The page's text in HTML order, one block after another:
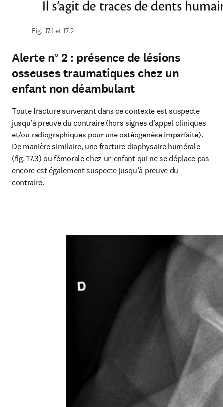
Fig. 17.1 et 17.2
Alerte n° 2 : présence de lésions
osseuses traumatiques chez un
enfant non déambulant
Toute fracture survenant dans ce contexte est suspecte
jusqu’à preuve du contraire (hors signes d’appel cliniques
et/ou radiographiques pour une ostéogenèse imparfaite).
De manière similaire, une fracture diaphysaire humérale
(fig. 17.3) ou fémorale chez un enfant qui ne se déplace pas
encore est également suspecte jusqu’à preuve du
contraire.